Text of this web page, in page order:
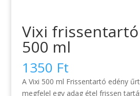
Vixi
500 ml
1350 Ft
A Vixi 500 ml Frissentartó edény
megfelel egy adag étel frissen